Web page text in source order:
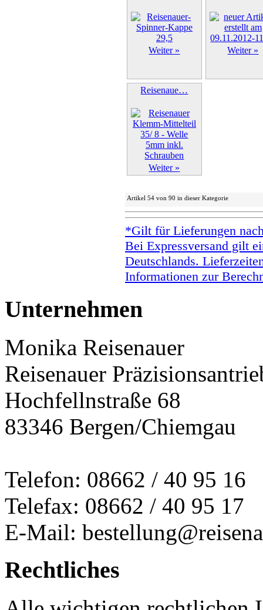
Weiter » Weiter »
Reisenaue…
Weiter »
Artikel 54 von 90 in dieser Kategorie
*Gilt für Lieferungen
Bei Expressversand gilt
Deutschlands.
Informationen zur
Unternehmen
Monika Reisenauer
Reisenauer
Hochfellnstraße 68
83346 Bergen/Chiemgau
Telefon: 08662 / 40 95 16
Telefax: 08662 / 40 95 17
E-Mail:
Rechtliches